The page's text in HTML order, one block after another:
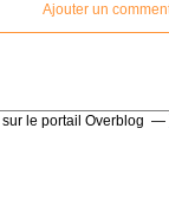
Ajouter un
sur le portail Overblog